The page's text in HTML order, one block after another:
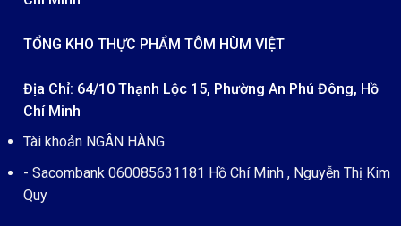
TỔNG KHO THỰC PHẨM TÔM HÙM VIỆT
Địa Chỉ: 64/10 Thạnh Lộc 15, Phường An Phú Đông, Hồ
Chí Minh
Tài khoản NGÂN HÀNG
- Sacombank 060085631181 Hồ Chí Minh , Nguyễn Thị Kim
Quy